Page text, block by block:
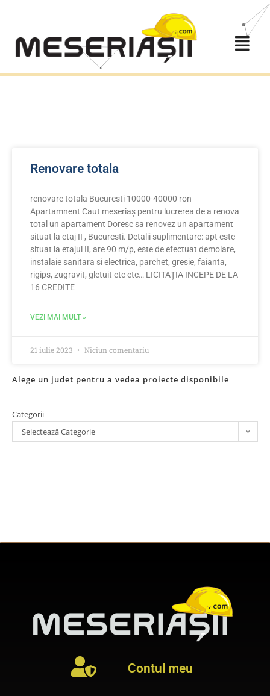
Renovare totala
renovare totala Bucuresti 10000-40000 ron
Apartamnent Caut meseriaș pentru lucrerea de a renova
total un apartament Doresc sa renovez un apartament
situat la etaj II , Bucuresti. Detalii suplimentare: apt este
situat la etajul II, are 90 m/p, este de efectuat demolare,
instalaie sanitara si electrica, parchet, gresie, faianta,
rigips, zugravit, gletuit etc etc… LICITAȚIA INCEPE DE LA
16 CREDITE
VEZI MAI MULT »
21 iulie 2023 Niciun comentariu
Alege un judet pentru a vedea proiecte disponibile
Categorii
Selectează Categorie
Contul meu